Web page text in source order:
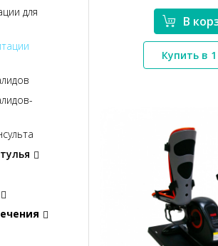
для
*}
В
Купить в